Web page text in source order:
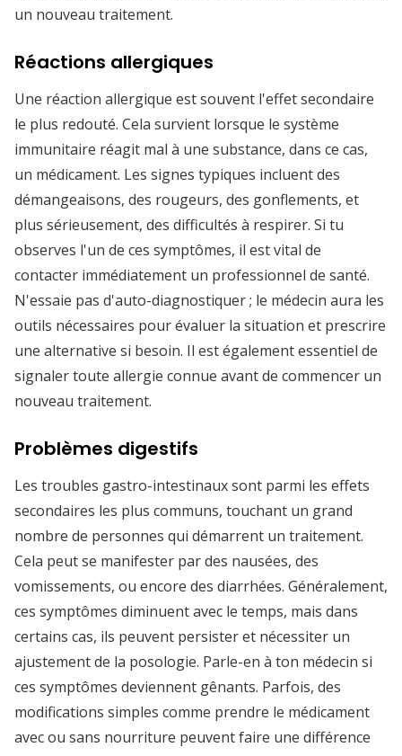
un nouveau traitement.
Réactions allergiques
Une réaction allergique est souvent l'effet secondaire
le plus redouté. Cela survient lorsque le système
immunitaire réagit mal à une substance, dans ce cas,
un médicament. Les signes typiques incluent des
démangeaisons, des rougeurs, des gonflements, et
plus sérieusement, des difficultés à respirer. Si tu
observes l'un de ces symptômes, il est vital de
contacter immédiatement un professionnel de santé.
N'essaie pas d'auto-diagnostiquer ; le médecin aura les
outils nécessaires pour évaluer la situation et prescrire
une alternative si besoin. Il est également essentiel de
signaler toute allergie connue avant de commencer un
nouveau traitement.
Problèmes digestifs
Les troubles gastro-intestinaux sont parmi les effets
secondaires les plus communs, touchant un grand
nombre de personnes qui démarrent un traitement.
Cela peut se manifester par des nausées, des
vomissements, ou encore des diarrhées. Généralement,
ces symptômes diminuent avec le temps, mais dans
certains cas, ils peuvent persister et nécessiter un
ajustement de la posologie. Parle-en à ton médecin si
ces symptômes deviennent gênants. Parfois, des
modifications simples comme prendre le médicament
avec ou sans nourriture peuvent faire une différence